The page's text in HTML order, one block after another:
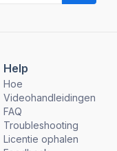
Help
Hoe
Videohandleidingen
FAQ
Troubleshooting
Licentie ophalen